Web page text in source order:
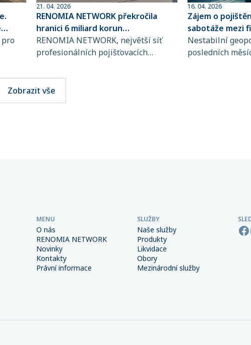
21. 04. 2026
RENOMIA NETWORK překročila
hranici 6 miliard korun
spravovaného pojistného
RENOMIA NETWORK, největší síť
profesionálních pojišťovacích
RENOMIA GROUP, dosáhla
významného milníku. Hodnota
pojistného, které svým klientům
16. 04. 2026
Zájem o
sabotáže mezi
Nestabilní
posledních
Zobrazit vše
MENU
O nás
RENOMIA NETWORK
Novinky
Kontakty
Právní informace
SLUŽBY
Naše služby
Produkty
Likvidace
Obory
Mezinárodní služby